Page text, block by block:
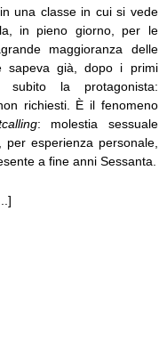
una classe in cui si vede
in pieno giorno, per le
maggioranza delle
sapeva già, dopo i primi
subito la protagonista:
richiesti. È il fenomeno
: molestia sessuale
esperienza personale,
a fine anni Sessanta.